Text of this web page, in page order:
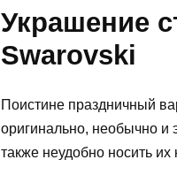
Украшение
Swarovski
Поистине праздничный
оригинально, необычно и
также неудобно носить